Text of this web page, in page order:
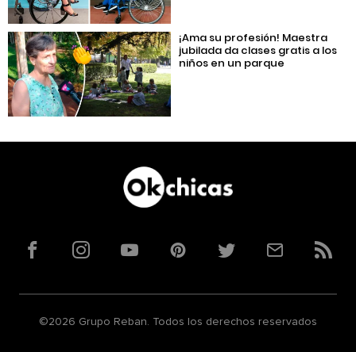
¡Ama su profesión! Maestra
jubilada da clases gratis a los
niños en un parque
FacebookInstagramYouTubePinterestTwitterCorreoRSS
©2026 Grupo Reban. Todos los derechos reservados